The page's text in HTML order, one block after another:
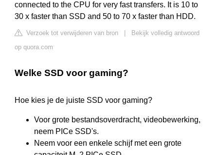
connected to the CPU for very fast transfers. It is 10 to
30 x faster than SSD and 50 to 70 x faster than HDD.
Verzoek tot verwijderen van bron
Bekijk volledig antwoord
op quora.com
Welke SSD voor gaming?
Hoe kies je de juiste SSD voor gaming?
Voor grote bestandsoverdracht, videobewerking,
neem PICe SSD's.
Neem voor een enkele schijf met een grote